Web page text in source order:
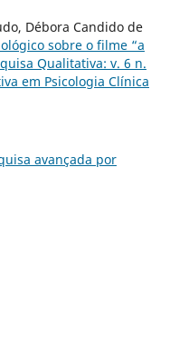
Débora Candido de
sobre o filme “a
Qualitativa: v. 6 n.
em Psicologia Clí­nica
avançada por